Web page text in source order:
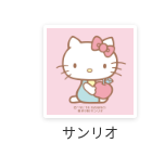
サンリオ